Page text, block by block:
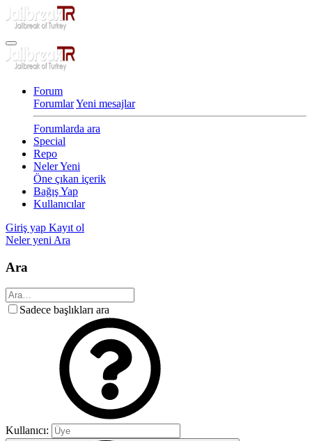
Forum
ForumlarYeni mesajlar
Forumlarda ara
Special
Repo
Neler Yeni
Öne çıkan içerik
Bağış Yap
Kullanıcılar
Giriş yap Kayıt ol
Neler yeni Ara
Ara
Sadece başlıkları ara
Kullanıcı: